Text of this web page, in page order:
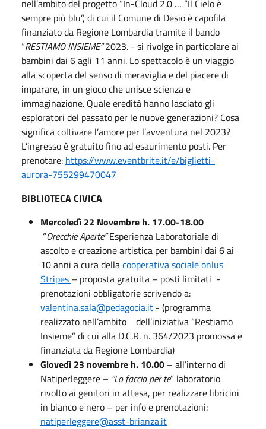
nell’ambito del progetto “In-Cloud 2.0 … “Il Cielo è
sempre più blu”, di cui il Comune di Desio è capofila
finanziato da Regione Lombardia tramite il bando
“RESTIAMO INSIEME”2023. - si rivolge in particolare ai
bambini dai 6 agli 11 anni. Lo spettacolo è un viaggio
alla scoperta del senso di meraviglia e del piacere di
imparare, in un gioco che unisce scienza e
immaginazione. Quale eredità hanno lasciato gli
esploratori del passato per le nuove generazioni? Cosa
significa coltivare l’amore per l’avventura nel 2023?
L’ingresso è gratuito fino ad esaurimento posti. Per
prenotare: https://www.eventbrite.it/e/biglietti-
aurora-755299470047
BIBLIOTECA CIVICA
Mercoledì 22 Novembre h. 17.00-18.00
“Orecchie Aperte”Esperienza Laboratoriale di
ascolto e creazione artistica per bambini dai 6 ai
10 anni a cura dellacooperativa sociale onlus
Stripes – proposta gratuita – posti limitati -
prenotazioni obbligatorie scrivendo a:
valentina.sala@pedagocia.it - (programma
realizzato nell’ambito dell’iniziativa “Restiamo
Insieme” di cui alla D.C.R. n. 364/2023 promossa e
finanziata da Regione Lombardia)
Giovedì 23 novembre h. 10.00 – all’interno di
Natiperleggere – “Lo faccio per te” laboratorio
rivolto ai genitori in attesa, per realizzare libricini
in bianco e nero – per info e prenotazioni:
natiperleggere@asst-brianza.it